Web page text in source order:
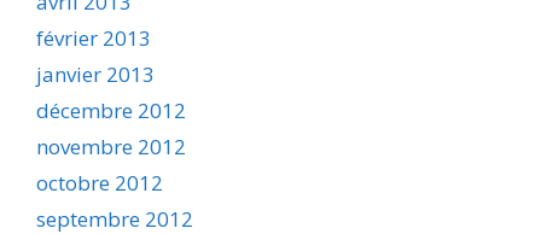
février 2013
janvier 2013
décembre 2012
novembre 2012
octobre 2012
septembre 2012